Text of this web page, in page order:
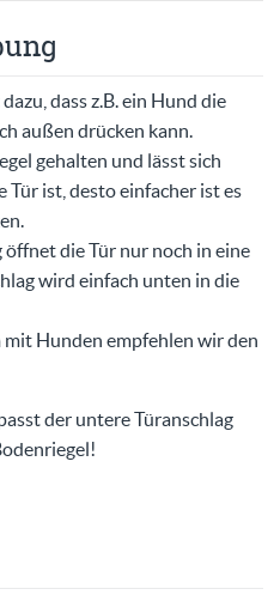
dass z.B. ein Hund die
außen drücken kann.
gehalten und lässt sich
Tür ist, desto einfacher ist es
die Tür nur noch in eine
wird einfach unten in die
Hunden empfehlen wir den
der untere Türanschlag